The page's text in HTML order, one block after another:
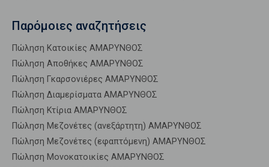
Παρόμοιες αναζητήσεις
Πώληση Κατοικίες ΑΜΑΡΥΝΘΟΣ
Πώληση Αποθήκες ΑΜΑΡΥΝΘΟΣ
Πώληση Γκαρσονιέρες ΑΜΑΡΥΝΘΟΣ
Πώληση Διαμερίσματα ΑΜΑΡΥΝΘΟΣ
Πώληση Κτίρια ΑΜΑΡΥΝΘΟΣ
Πώληση Μεζονέτες (ανεξάρτητη) ΑΜΑΡΥΝΘΟΣ
Πώληση Μεζονέτες (εφαπτόμενη) ΑΜΑΡΥΝΘΟΣ
Πώληση Μονοκατοικίες ΑΜΑΡΥΝΘΟΣ